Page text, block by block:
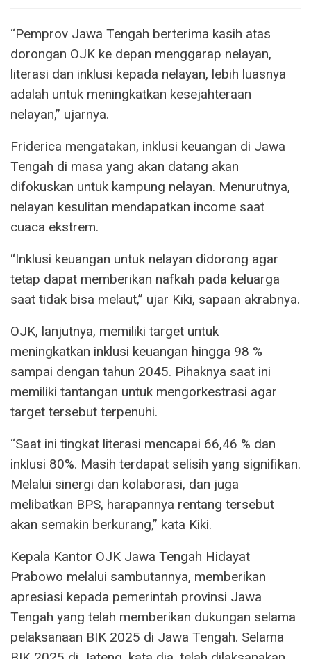
“Pemprov Jawa Tengah berterima kasih atas
dorongan OJK ke depan menggarap nelayan,
literasi dan inklusi kepada nelayan, lebih luasnya
adalah untuk meningkatkan kesejahteraan
nelayan,” ujarnya.
Friderica mengatakan, inklusi keuangan di Jawa
Tengah di masa yang akan datang akan
difokuskan untuk kampung nelayan. Menurutnya,
nelayan kesulitan mendapatkan income saat
cuaca ekstrem.
“Inklusi keuangan untuk nelayan didorong agar
tetap dapat memberikan nafkah pada keluarga
saat tidak bisa melaut,” ujar Kiki, sapaan akrabnya.
OJK, lanjutnya, memiliki target untuk
meningkatkan inklusi keuangan hingga 98 %
sampai dengan tahun 2045. Pihaknya saat ini
memiliki tantangan untuk mengorkestrasi agar
target tersebut terpenuhi.
“Saat ini tingkat literasi mencapai 66,46 % dan
inklusi 80%. Masih terdapat selisih yang signifikan.
Melalui sinergi dan kolaborasi, dan juga
melibatkan BPS, harapannya rentang tersebut
akan semakin berkurang,” kata Kiki.
Kepala Kantor OJK Jawa Tengah Hidayat
Prabowo melalui sambutannya, memberikan
apresiasi kepada pemerintah provinsi Jawa
Tengah yang telah memberikan dukungan selama
pelaksanaan BIK 2025 di Jawa Tengah. Selama